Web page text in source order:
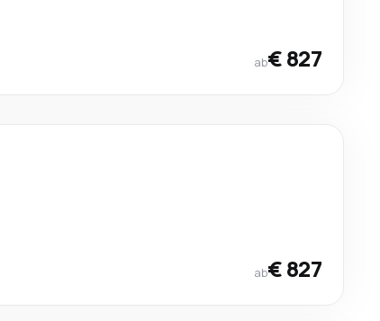
ab€ 827
ab€ 827